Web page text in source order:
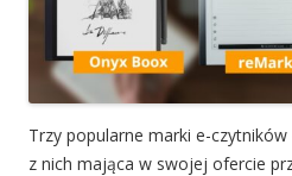
Trzy popularne marki e-
z nich mająca w swojej ofercie